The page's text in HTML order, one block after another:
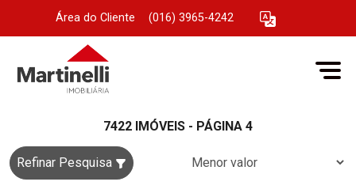
Área do Cliente (016) 3965-4242
7422 IMÓVEIS - PÁGINA 4
Refinar Pesquisa